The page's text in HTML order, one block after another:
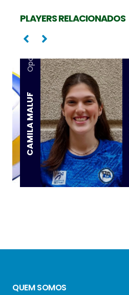
PLAYERS RELACIONADOS
CAMILA MALUF
Oposta
QUEM SOMOS